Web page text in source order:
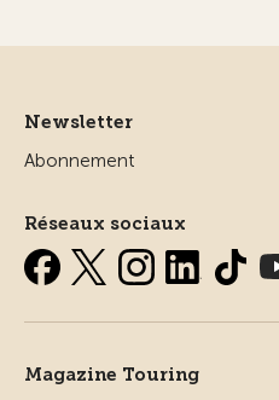
Newsletter
Abonnement
Réseaux sociaux
Magazine Touring